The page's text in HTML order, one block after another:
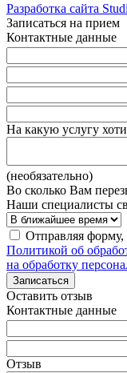
Разработка сайта
Записаться на прием
Контактные данные
На какую услугу
(необязательно)
Во сколько Вам
Наши специалисты
Отправляя форму,
Политикой об
на обработку
Записаться
Оставить отзыв
Контактные данные
Отзыв